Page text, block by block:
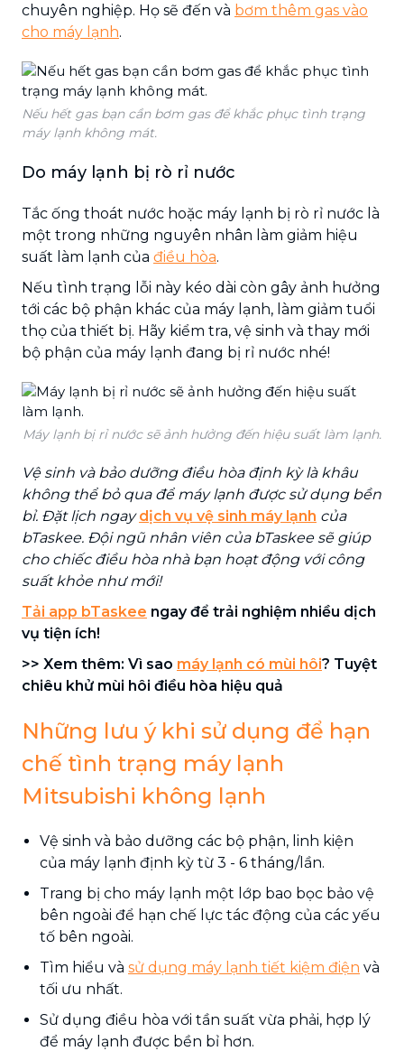
chuyên nghiệp. Họ sẽ đến và bơm thêm gas vào
cho máy lạnh.
Nếu hết gas bạn cần bơm gas để khắc phục tình trạng
máy lạnh không mát.
Do máy lạnh bị rò rỉ nước
Tắc ống thoát nước hoặc máy lạnh bị rò rỉ nước là
một trong những nguyên nhân làm giảm hiệu
suất làm lạnh của điều hòa.
Nếu tình trạng lỗi này kéo dài còn gây ảnh hưởng
tới các bộ phận khác của máy lạnh, làm giảm tuổi
thọ của thiết bị. Hãy kiểm tra, vệ sinh và thay mới
bộ phận của máy lạnh đang bị rỉ nước nhé!
Máy lạnh bị rỉ nước sẽ ảnh hưởng đến hiệu suất làm lạnh.
Vệ sinh và bảo dưỡng điều hòa định kỳ là khâu
không thể bỏ qua để máy lạnh được sử dụng bền
bỉ. Đặt lịch ngaydịch vụ vệ sinh máy lạnh của
bTaskee. Đội ngũ nhân viên của bTaskee sẽ giúp
cho chiếc điều hòa nhà bạn hoạt động với công
suất khỏe như mới!
Tải app bTaskee ngay để trải nghiệm nhiều dịch
vụ tiện ích!
>> Xem thêm: Vì sao máy lạnh có mùi hôi? Tuyệt
chiêu khử mùi hôi điều hòa hiệu quả
Những lưu ý khi sử dụng để hạn
chế tình trạng máy lạnh
Mitsubishi không lạnh
Vệ sinh và bảo dưỡng các bộ phận, linh kiện
của máy lạnh định kỳ từ 3 - 6 tháng/lần.
Trang bị cho máy lạnh một lớp bao bọc bảo vệ
bên ngoài để hạn chế lực tác động của các yếu
tố bên ngoài.
Tìm hiểu và sử dụng máy lạnh tiết kiệm điện và
tối ưu nhất.
Sử dụng điều hòa với tần suất vừa phải, hợp lý
để máy lạnh được bền bỉ hơn.